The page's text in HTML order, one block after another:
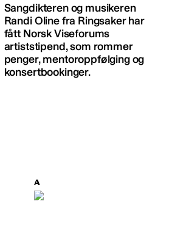
Sangdikteren og musikeren
Randi Oline fra Ringsaker har
fått Norsk Viseforums
artiststipend, som rommer
penger, mentoroppfølging og
konsertbookinger.